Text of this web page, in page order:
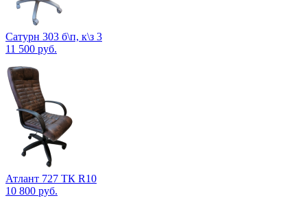
Сатурн 303 б\п, к\з 3
11 500 руб.
Атлант 727 ТК R10
10 800 руб.